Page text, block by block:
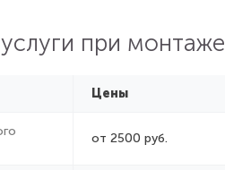
при монтаже
Цены
от 2500 руб.